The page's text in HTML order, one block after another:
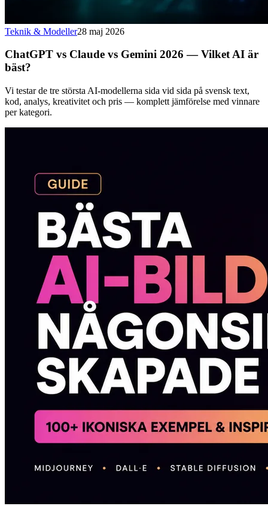
Teknik & Modeller28 maj 2026
ChatGPT vs Claude vs Gemini 2026 — Vilket AI är
bäst?
Vi testar de tre största AI-modellerna sida vid sida på svensk text,
kod, analys, kreativitet och pris — komplett jämförelse med vinnare
per kategori.